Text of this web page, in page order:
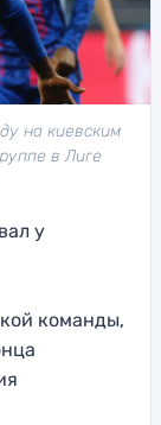
на киевским
в Лиге
у
команды,